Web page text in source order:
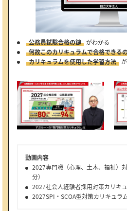
公務員試験合格の鍵 がわかる
何故このカリキュラムで合格できる
カリキュラムを使用した学習方法
動画内容
2027専門職（心理、土木、福祉）
分）
2027社会人経験者採用対策カリキュ
2027SPI・SCOA型対策カリキュラ